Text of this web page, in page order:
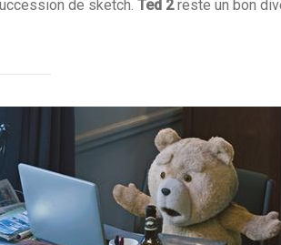
de sketch. Ted 2reste un bon